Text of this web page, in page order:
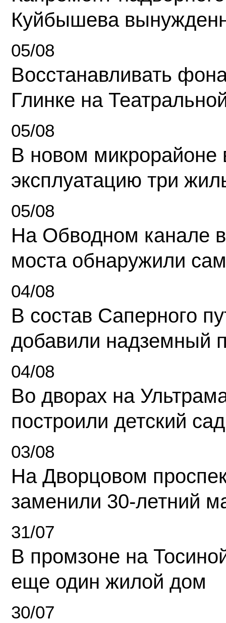
Куйбышева
05/08
Восстанавливать
Глинке на
05/08
В новом микрорайоне
эксплуатацию три
05/08
На Обводном канале
моста обнаружили
04/08
В состав Саперного
добавили надземный
04/08
Во дворах на
построили детский сад
03/08
На Дворцовом
заменили 30-летний
31/07
В промзоне на
еще один жилой дом
30/07